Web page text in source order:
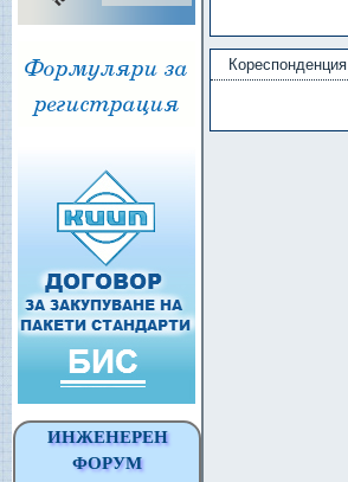
ИНЖЕНЕРЕН
ФОРУМ
Кореспонденция